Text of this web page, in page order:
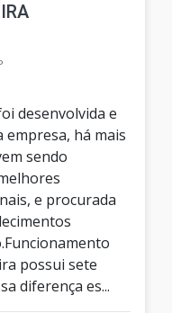
desenvolvida e
empresa, há mais
sendo
e procurada
possui sete
diferença es...